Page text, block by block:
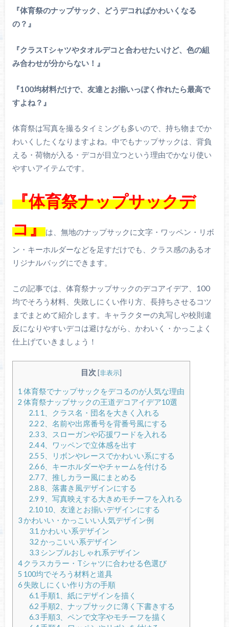
『体育祭のナップサック、どうデコればかわいくなる
の？』
『クラスTシャツやタオルデコと合わせたいけど、色の組
み合わせが分からない！』
『100均材料だけで、友達とお揃いっぽく作れたら最高で
すよね？』
体育祭は写真を撮るタイミングも多いので、持ち物までか
わいくしたくなりますよね。中でもナップサックは、背負
える・荷物が入る・デコが目立つという理由でかなり使い
やすいアイテムです。
『体育祭ナップサックデ
コ』は、無地のナップサックに文字・ワッペン・リボ
ン・キーホルダーなどを足すだけでも、クラス感のあるオ
リジナルバッグにできます。
この記事では、体育祭ナップサックのデコアイデア、100
均でそろう材料、失敗しにくい作り方、長持ちさせるコツ
までまとめて紹介します。キャラクターの丸写しや校則違
反になりやすいデコは避けながら、かわいく・かっこよく
仕上げていきましょう！
目次 [非表示]
1 体育祭でナップサックをデコるのが人気な理由
2 体育祭ナップサックの王道デコアイデア10選
2.1 1、クラス名・団名を大きく入れる
2.2 2、名前や出席番号を背番号風にする
2.33、スローガンや応援ワードを入れる
2.44、ワッペンで立体感を出す
2.5 5、リボンやレースでかわいい系にする
2.66、キーホルダーやチャームを付ける
2.77、推しカラー風にまとめる
2.88、落書き風デザインにする
2.9 9、写真映えする大きめモチーフを入れる
2.1010、友達とお揃いデザインにする
3かわいい・かっこいい人気デザイン例
3.1 かわいい系デザイン
3.2 かっこいい系デザイン
3.3シンプルおしゃれ系デザイン
4クラスカラー・Tシャツに合わせる色選び
5 100均でそろう材料と道具
6失敗しにくい作り方の手順
6.1 手順1、紙にデザインを描く
6.2 手順2、ナップサックに薄く下書きする
6.3手順3、ペンで文字やモチーフを描く